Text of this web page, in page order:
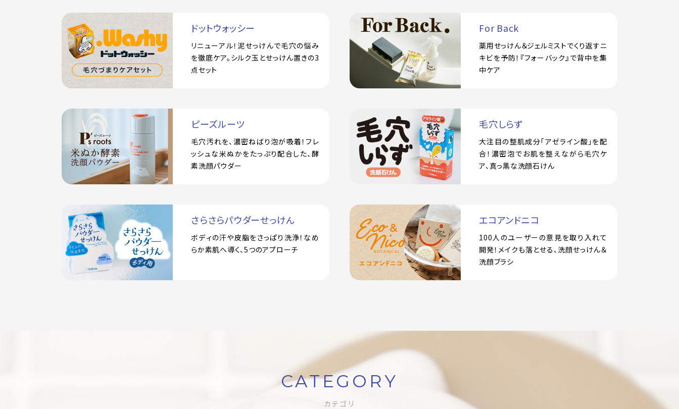
ドットウォッシー
リニューアル！泥せっけんで毛穴の悩み
を徹底ケア。シルク玉とせっけん置きの3
点セット
For Back
薬用せっけん＆ジェルミストでくり返すニ
キビを予防！『フォーバック』で背中を集
中ケア
ピーズルーツ
毛穴汚れを、濃密ねばり泡が吸着！フレ
ッシュな米ぬかをたっぷり配合した、酵
素洗顔パウダー
毛穴しらず
大注目の整肌成分「アゼライン酸」を配
合！濃密泡でお肌を整えながら毛穴ケ
ア、真っ黒な洗顔石けん
さらさらパウダーせっけん
ボディの汗や皮脂をさっぱり洗浄！なめ
らか素肌へ導く、5つのアプローチ
エコアンドニコ
100人のユーザーの意見を取り入れて
開発！メイクも落とせる、洗顔せっけん＆
洗顔ブラシ
CATEGORY
カテゴリ